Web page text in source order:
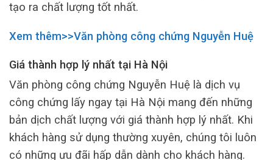
tạo ra chất lượng tốt nhất.
Xem thêm>>Văn phòng công chứng Nguyễn Huệ
Giá thành hợp lý nhất tại Hà Nội
Văn phòng công chứng Nguyễn Huệ là dịch vụ
công chứng lấy ngay tại Hà Nội mang đến những
bản dịch chất lượng với giá thành hợp lý nhất. Khi
khách hàng sử dụng thường xuyên, chúng tôi luôn
có những ưu đãi hấp dẫn dành cho khách hàng.